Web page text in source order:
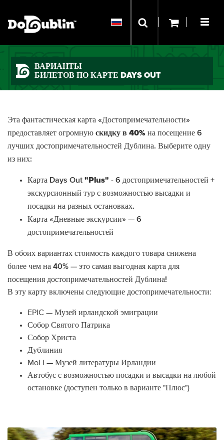
ВАРИАНТЫ
БИЛЕТОВ ПО КАРТЕ DAYS OUT
Эта фантастическая карта «Достопримечательности»
предоставляет огромную скидку в 40% на посещение 6
лучших достопримечательностей Дублина. Выберите одну
из них:
Карта Days Out "Plus" - 6 достопримечательностей +
экскурсионный тур с возможностью высадки и
посадки на разных остановках.
Карта «Дневные экскурсии» — 6
достопримечательностей
В обоих вариантах стоимость каждого товара снижена
более чем на 40% — это самая выгодная карта для
посещения достопримечательностей Дублина!
В эту карту включены следующие достопримечательности:
EPIC — Музей ирландской эмиграции
Собор Святого Патрика
Собор Христа
Дублиния
MoLI — Музей литературы Ирландии
Автобус с возможностью посадки и высадки на любой
остановке (доступен только в варианте "Плюс")